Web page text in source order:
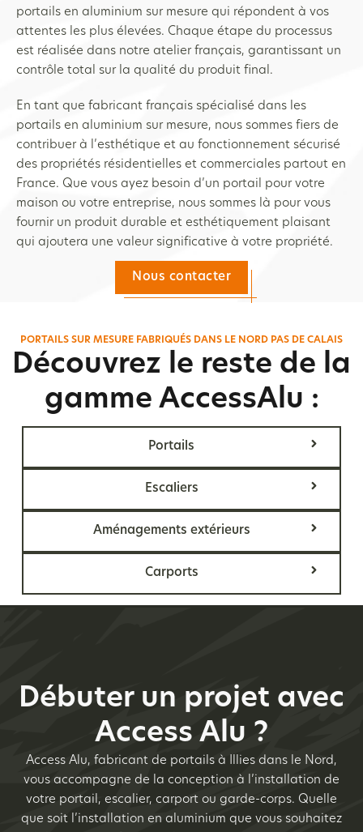
portails en aluminium sur mesure qui répondent à vos
attentes les plus élevées. Chaque étape du processus
est réalisée dans notre atelier français, garantissant un
contrôle total sur la qualité du produit final.
En tant que fabricant français spécialisé dans les
portails en aluminium sur mesure, nous sommes fiers de
contribuer à l’esthétique et au fonctionnement sécurisé
des propriétés résidentielles et commerciales partout en
France. Que vous ayez besoin d’un portail pour votre
maison ou votre entreprise, nous sommes là pour vous
fournir un produit durable et esthétiquement plaisant
qui ajoutera une valeur significative à votre propriété.
Nous contacter
PORTAILS SUR MESURE FABRIQUÉS DANS LE NORD PAS DE CALAIS
Découvrez le reste de la
gamme AccessAlu :
Portails
Escaliers
Aménagements extérieurs
Carports
Débuter un projet avec
Access Alu ?
Access Alu, fabricant de portails à Illies dans le Nord,
vous accompagne de la conception à l’installation de
votre portail, escalier, carport ou garde-corps. Quelle
que soit l’installation en aluminium que vous souhaitez